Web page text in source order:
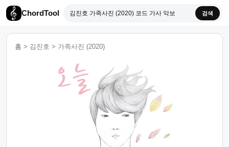
ChordTool 검색
홈 > 김진호 > 가족사진 (2020)